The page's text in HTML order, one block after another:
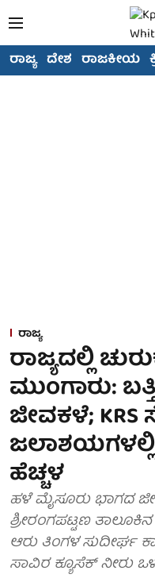
ರಾಜ್ಯ ದೇಶ ರಾಜಕೀಯ
ರಾಜ್ಯ
ರಾಜ್ಯದಲ್ಲಿ
ಮುಂಗಾರು:
ಜೀವಕಳೆ;
ಹೆಚ್ಚಳ
ಹಳೆ ಮೈಸೂರು ಭಾಗದ
ಶ್ರೀರಂಗಪಟ್ಟಣ
ಆರು ತಿಂಗಳ ಸುದೀರ್ಘ
ಸಾವಿರ ಕ್ಯೂಸೆಕ್ ನೀರು